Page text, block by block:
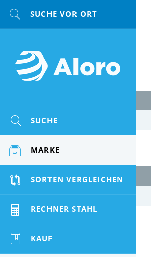
SUCHE
MARKE
SORTEN VERGLEICHEN
RECHNER STAHL
KAUF